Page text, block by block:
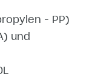
- PP)
und